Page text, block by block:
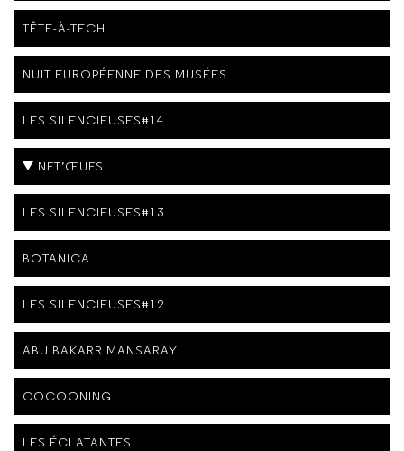
TÊTE-À-TECH
NUIT EUROPÉENNE DES MUSÉES
LES SILENCIEUSES#14
NFT’ŒUFS
LES SILENCIEUSES#13
BOTANICA
LES SILENCIEUSES#12
ABU BAKARR MANSARAY
COCOONING
LES ÉCLATANTES